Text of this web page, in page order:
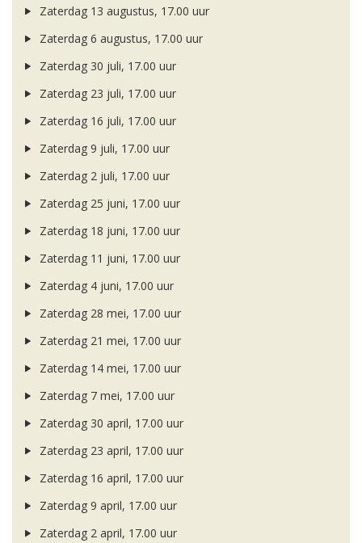
Zaterdag 13 augustus, 17.00 uur
Zaterdag 6 augustus, 17.00 uur
Zaterdag 30 juli, 17.00 uur
Zaterdag 23 juli, 17.00 uur
Zaterdag 16 juli, 17.00 uur
Zaterdag 9 juli, 17.00 uur
Zaterdag 2 juli, 17.00 uur
Zaterdag 25 juni, 17.00 uur
Zaterdag 18 juni, 17.00 uur
Zaterdag 11 juni, 17.00 uur
Zaterdag 4 juni, 17.00 uur
Zaterdag 28 mei, 17.00 uur
Zaterdag 21 mei, 17.00 uur
Zaterdag 14 mei, 17.00 uur
Zaterdag 7 mei, 17.00 uur
Zaterdag 30 april, 17.00 uur
Zaterdag 23 april, 17.00 uur
Zaterdag 16 april, 17.00 uur
Zaterdag 9 april, 17.00 uur
Zaterdag 2 april, 17.00 uur